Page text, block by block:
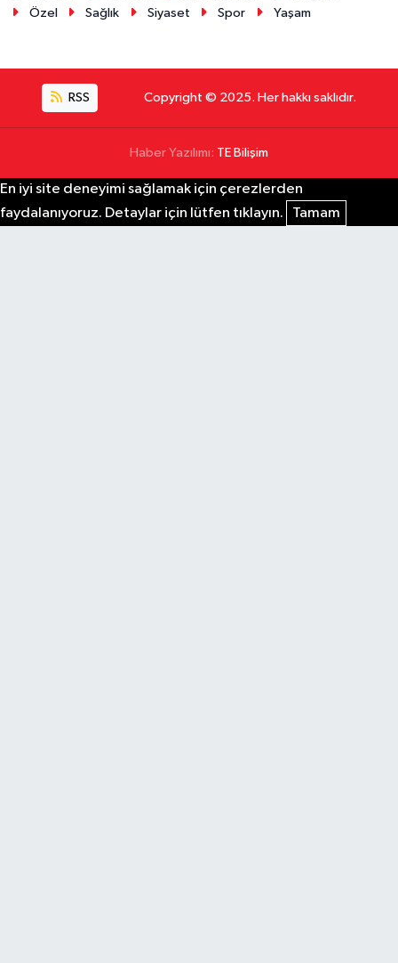
Özel
Sağlık Siyaset Spor Yaşam
RSS Copyright © 2025. Her hakkı saklıdır.
Haber Yazılımı: TE Bilişim
En iyi site deneyimi sağlamak için çerezlerden
faydalanıyoruz. Detaylar için lütfen tıklayın.
Tamam